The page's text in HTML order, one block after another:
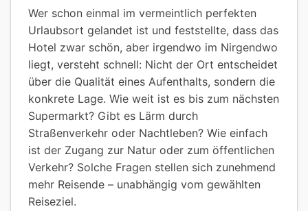
Wer schon einmal im vermeintlich perfekten
Urlaubsort gelandet ist und feststellte, dass das
Hotel zwar schön, aber irgendwo im Nirgendwo
liegt, versteht schnell: Nicht der Ort entscheidet
über die Qualität eines Aufenthalts, sondern die
konkrete Lage. Wie weit ist es bis zum nächsten
Supermarkt? Gibt es Lärm durch
Straßenverkehr oder Nachtleben? Wie einfach
ist der Zugang zur Natur oder zum öffentlichen
Verkehr? Solche Fragen stellen sich zunehmend
mehr Reisende – unabhängig vom gewählten
Reiseziel.